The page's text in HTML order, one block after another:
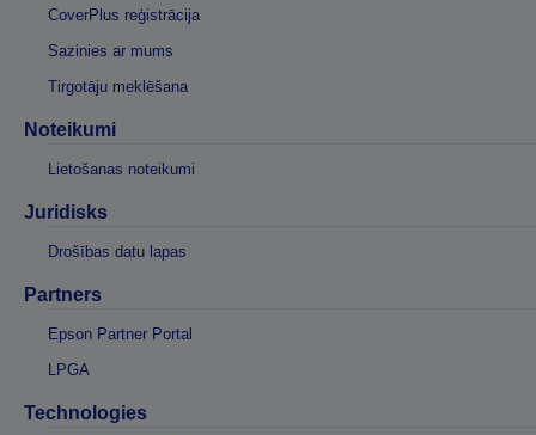
CoverPlus reģistrācija
Sazinies ar mums
Tirgotāju meklēšana
Noteikumi
Lietošanas noteikumi
Juridisks
Drošības datu lapas
Partners
Epson Partner Portal
LPGA
Technologies